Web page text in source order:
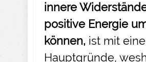
innere
positive Energie
können, ist mit
Hauptgründe,